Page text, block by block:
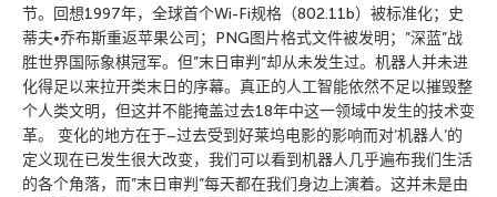
节。回想1997年，全球首个Wi-Fi规格（802.11b）被标准化；史
蒂夫•乔布斯重返苹果公司；PNG图片格式文件被发明；”深蓝”战
胜世界国际象棋冠军。但”末日审判”却从未发生过。机器人并未进
化得足以来拉开类末日的序幕。真正的人工智能依然不足以摧毁整
个人类文明，但这并不能掩盖过去18年中这一领域中发生的技术变
革。 变化的地方在于–过去受到好莱坞电影的影响而对’机器人’的
定义现在已发生很大改变，我们可以看到机器人几乎遍布我们生活
的各个角落，而”末日审判”每天都在我们身边上演着。这并未是由